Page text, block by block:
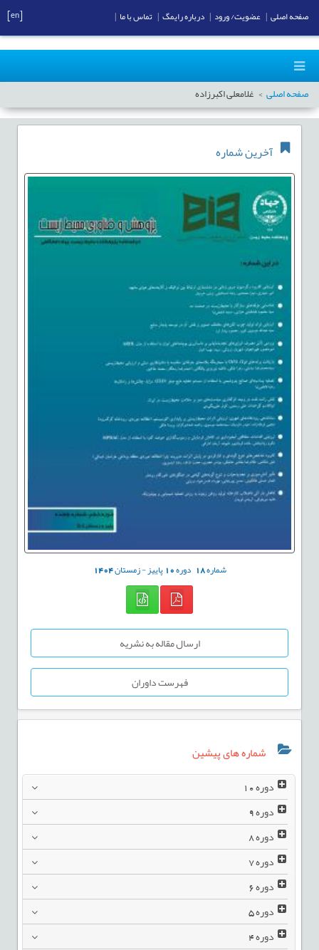
صفحه اصلی غلامعلی اکبرزاده
آخرین شماره
شماره18 دوره10پاییز - زمستان1404
ارسال مقاله به نشریه
فهرست داوران
شماره های پیشین
دوره10
دوره9
دوره8
دوره7
دوره6
دوره5
دوره4
صفحه اصلی عضویت/ ورود درباره رایمگ تماس با ما